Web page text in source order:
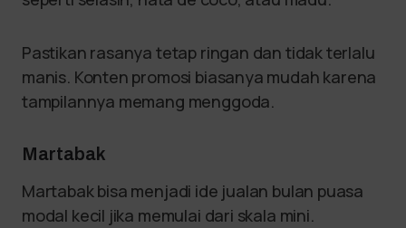
Pastikan rasanya tetap ringan dan tidak terlalu
manis. Konten promosi biasanya mudah karena
tampilannya memang menggoda.
Martabak
Martabak bisa menjadi ide jualan bulan puasa
modal kecil jika memulai dari skala mini.